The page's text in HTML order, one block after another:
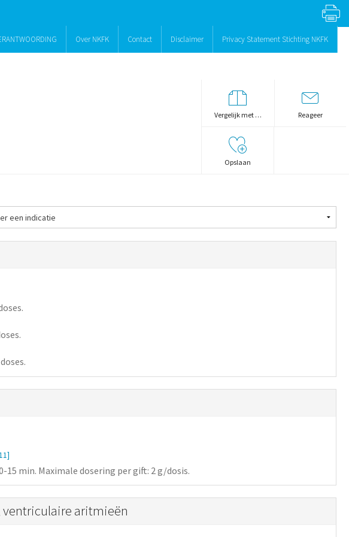
Over NKFK Contact Disclaimer Privacy Statement Stichting NKFK
Vergelijk met … Reageer
Opslaan
15 min. Maximale dosering per gift: 2 g/dosis.
aritmieën